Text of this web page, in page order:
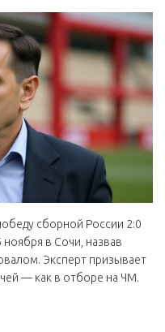
сборной России 2:0
в Сочи, назвав
Эксперт призывает
— как в отборе на ЧМ.